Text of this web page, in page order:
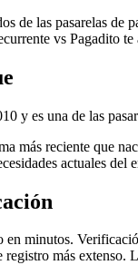
de las pasarelas de
vs Pagadito
y es una de las
más reciente que
actuales del
en minutos.
registro más extenso.